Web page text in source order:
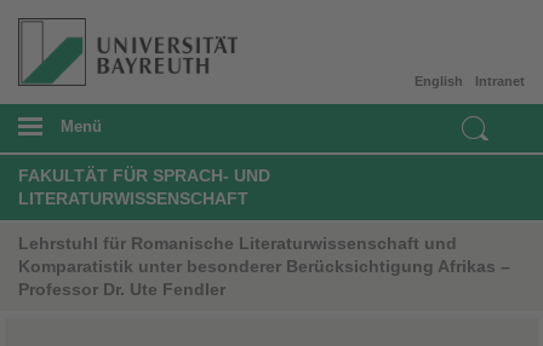
Intranet
English
Menü
FAKULTÄT FÜR SPRACH- UND
LITERATURWISSENSCHAFT
Lehrstuhl für Romanische Literaturwissenschaft und
Komparatistik unter besonderer Berücksichtigung Afrikas –
Professor Dr. Ute Fendler